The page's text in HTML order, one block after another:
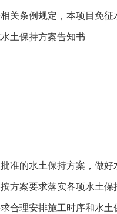
条例规定，本项目免征
保持方案告知书
的水土保持方案，做好
案要求落实各项水土保
合理安排施工时序和水